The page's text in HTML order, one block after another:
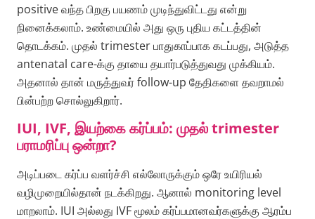
positive வந்த பிறகு பயணம் முடிந்துவிட்டது என்று
நினைக்கலாம். உண்மையில் அது ஒரு புதிய கட்டத்தின்
தொடக்கம். முதல் trimester பாதுகாப்பாக கடப்பது, அடுத்த
antenatal care-க்கு தாயை தயார்படுத்துவது முக்கியம்.
அதனால் தான் மருத்துவர் follow-up தேதிகளை தவறாமல்
பின்பற்ற சொல்லுகிறார்.
IUI, IVF, இயற்கை கர்ப்பம்: முதல் trimester
பராமரிப்பு ஒன்றா?
அடிப்படை கர்ப்ப வளர்ச்சி எல்லோருக்கும் ஒரே உயிரியல்
வழிமுறையில்தான் நடக்கிறது. ஆனால் monitoring level
மாறலாம். IUI அல்லது IVF மூலம் கர்ப்பமானவர்களுக்கு ஆரம்ப